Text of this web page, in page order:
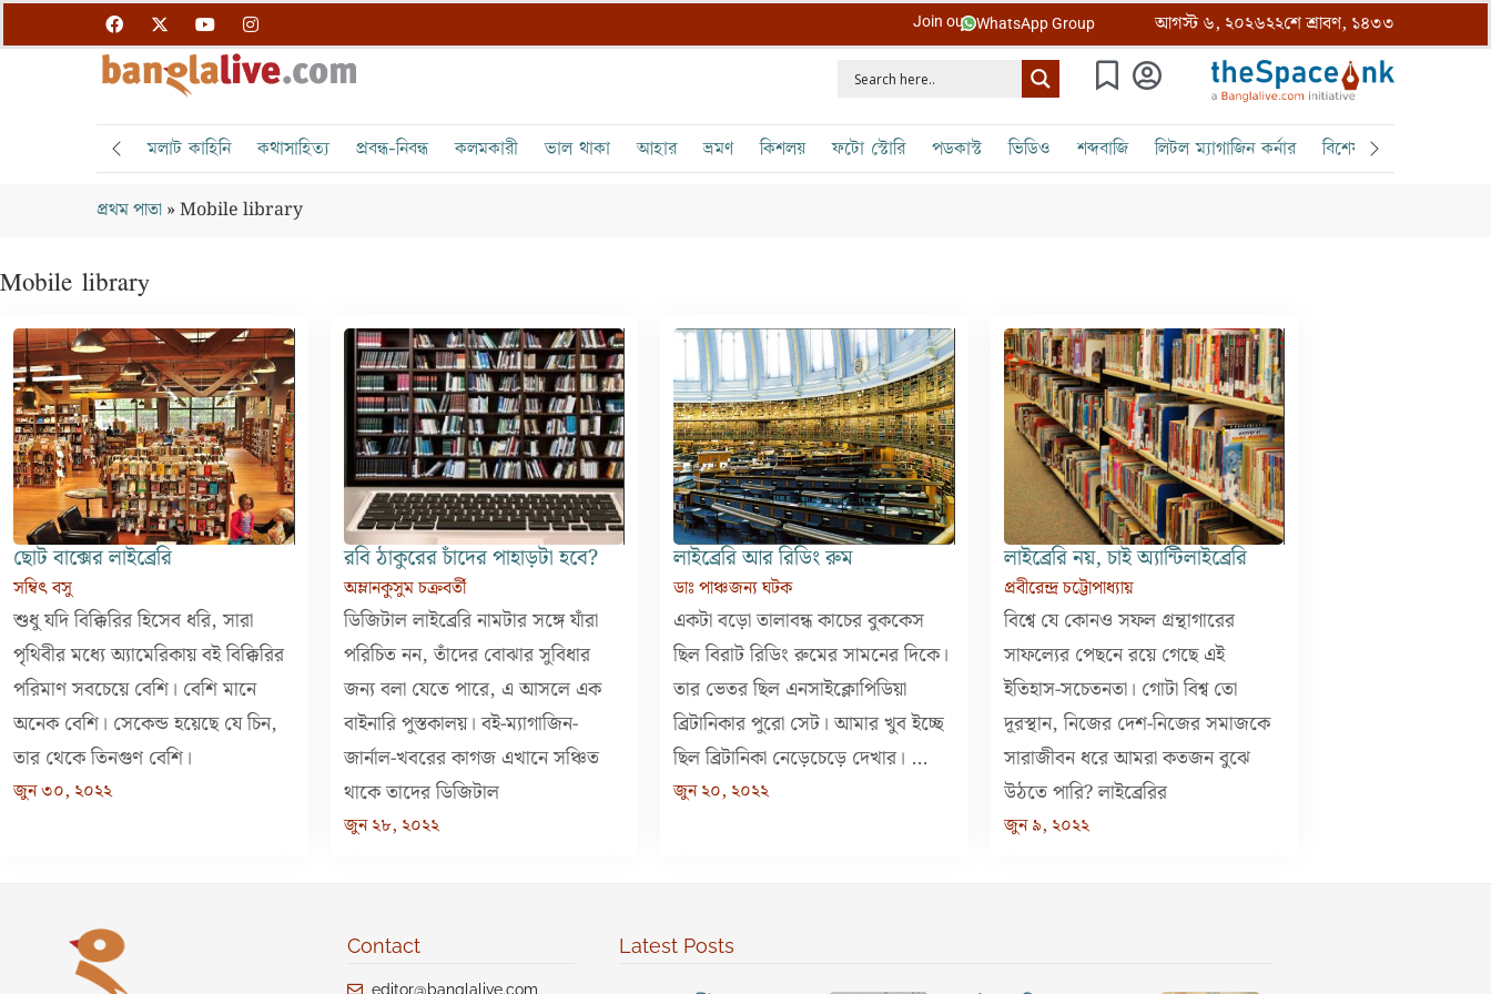
Join our WhatsApp Group আগস্ট ৬, ২০২৬২২শে শ্রাবণ, ১৪৩৩
মলাট কাহিনি কথাসাহিত্য প্রবন্ধ-নিবন্ধ কলমকারী ভাল থাকা আহার ভ্রমণ কিশলয় ফটো স্টোরি পডকাস্ট ভিডিও শব্দবাজি লিটল ম্যাগাজিন কর্নার বিশেষ ক্রোড়পত্র
প্রথম পাতা »Mobile library
Mobile library
ছোট বাক্সের লাইব্রেরি
সম্বিৎ বসু
শুধু যদি বিক্কিরির হিসেব ধরি, সারা
পৃথিবীর মধ্যে অ্যামেরিকায় বই বিক্কিরির
পরিমাণ সবচেয়ে বেশি। বেশি মানে
অনেক বেশি। সেকেন্ড হয়েছে যে চিন,
তার থেকে তিনগুণ বেশি।
জুন ৩০, ২০২২
রবি ঠাকুরের চাঁদের পাহাড়টা হবে?
অম্লানকুসুম চক্রবর্তী
ডিজিটাল লাইব্রেরি নামটার সঙ্গে যাঁরা
পরিচিত নন, তাঁদের বোঝার সুবিধার
জন্য বলা যেতে পারে, এ আসলে এক
বাইনারি পুস্তকালয়। বই-ম্যাগাজিন-
জার্নাল-খবরের কাগজ এখানে সঞ্চিত
থাকে তাদের ডিজিটাল
জুন ২৮, ২০২২
লাইব্রেরি আর রিডিং রুম
ডাঃ পাঞ্চজন্য ঘটক
একটা বড়ো তালাবন্ধ কাচের বুককেস
ছিল বিরাট রিডিং রুমের সামনের দিকে।
তার ভেতর ছিল এনসাইক্লোপিডিয়া
ব্রিটানিকার পুরো সেট। আমার খুব ইচ্ছে
ছিল ব্রিটানিকা নেড়েচেড়ে দেখার। ...
জুন ২০, ২০২২
লাইব্রেরি নয়, চাই অ্যান্টিলাইব্রেরি
প্রবীরেন্দ্র চট্টোপাধ্যায়
বিশ্বে যে কোনও সফল গ্রন্থাগারের
সাফল্যের পেছনে রয়ে গেছে এই
ইতিহাস-সচেতনতা। গোটা বিশ্ব তো
দূরস্থান, নিজের দেশ-নিজের সমাজকে
সারাজীবন ধরে আমরা কতজন বুঝে
উঠতে পারি? লাইব্রেরির
জুন ৯, ২০২২
Contact
editor@banglalive.com
Latest Posts